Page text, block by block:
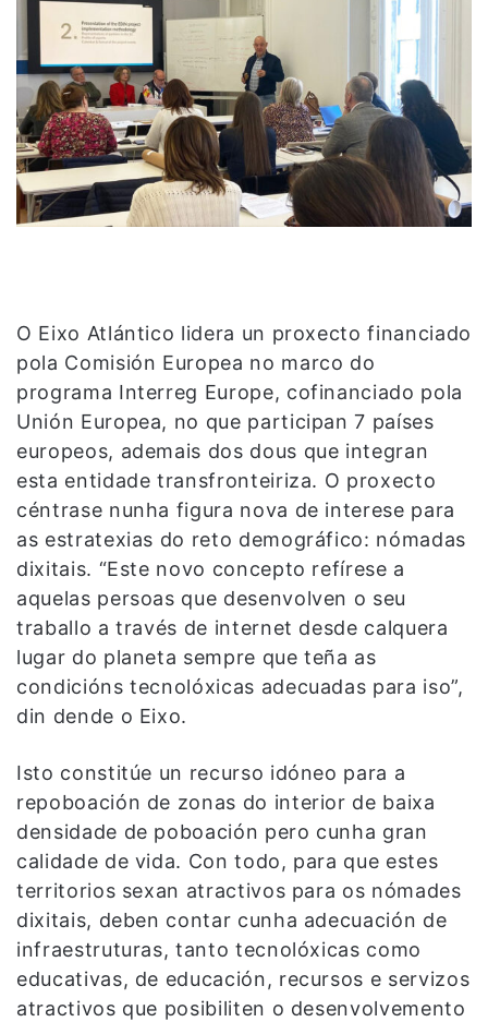
O Eixo Atlántico lidera un proxecto financiado
pola Comisión Europea no marco do
programa Interreg Europe, cofinanciado pola
Unión Europea, no que participan 7 países
europeos, ademais dos dous que integran
esta entidade transfronteiriza. O proxecto
céntrase nunha figura nova de interese para
as estratexias do reto demográfico: nómadas
dixitais. “Este novo concepto refírese a
aquelas persoas que desenvolven o seu
traballo a través de internet desde calquera
lugar do planeta sempre que teña as
condicións tecnolóxicas adecuadas para iso”,
din dende o Eixo.
Isto constitúe un recurso idóneo para a
repoboación de zonas do interior de baixa
densidade de poboación pero cunha gran
calidade de vida. Con todo, para que estes
territorios sexan atractivos para os nómades
dixitais, deben contar cunha adecuación de
infraestruturas, tanto tecnolóxicas como
educativas, de educación, recursos e servizos
atractivos que posibiliten o desenvolvemento